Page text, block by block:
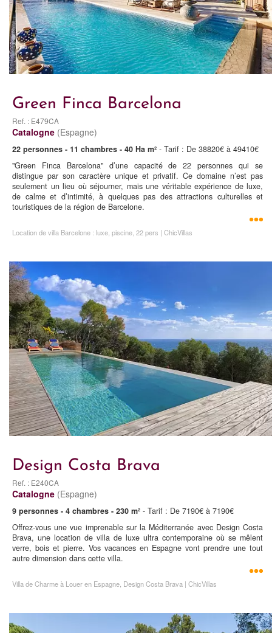
Green Finca Barcelona
Ref. : E479CA
Catalogne (Espagne)
22 personnes - 11 chambres - 40 Ha m² - Tarif : De 38820€ à 49410€
"Green Finca Barcelona" d’une capacité de 22 personnes qui se
distingue par son caractère unique et privatif. Ce domaine n’est pas
seulement un lieu où séjourner, mais une véritable expérience de luxe,
de calme et d’intimité, à quelques pas des attractions culturelles et
touristiques de la région de Barcelone.
Location de villa Barcelone : luxe, piscine, 22 pers | ChicVillas
Design Costa Brava
Ref. : E240CA
Catalogne (Espagne)
9 personnes - 4 chambres - 230 m² - Tarif : De 7190€ à 7190€
Offrez-vous une vue imprenable sur la Méditerranée avec Design Costa
Brava, une location de villa de luxe ultra contemporaine où se mêlent
verre, bois et pierre. Vos vacances en Espagne vont prendre une tout
autre dimension dans cette villa.
Villa de Charme à Louer en Espagne, Design Costa Brava | ChicVillas